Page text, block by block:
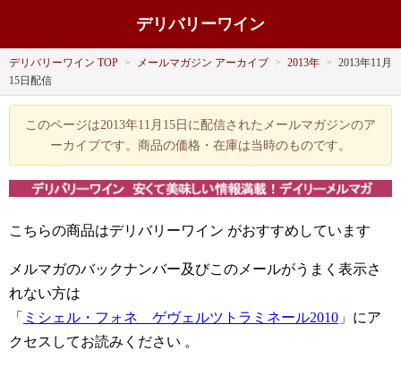
デリバリーワイン
デリバリーワイン TOP > メールマガジン アーカイブ > 2013年 > 2013年11月
15日配信
このページは2013年11月15日に配信されたメールマガジンのア
ーカイブです。商品の価格・在庫は当時のものです。
こちらの商品はデリバリーワイン がおすすめしています
メルマガのバックナンバー及びこのメールがうまく表示さ
れない方は
「 ミシェル・フォネ ゲヴェルツトラミネール2010 」にア
クセスしてお読みください 。